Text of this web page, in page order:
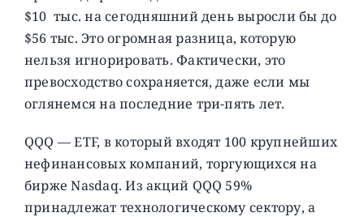
$10 тыс. на сегодняшний день выросли бы до
$56 тыс. Это огромная разница, которую
нельзя игнорировать. Фактически, это
превосходство сохраняется, даже если мы
оглянемся на последние три-пять лет.
QQQ — ETF, в который входят 100 крупнейших
нефинансовых компаний, торгующихся на
бирже Nasdaq. Из акций QQQ 59%
принадлежат технологическому сектору, а